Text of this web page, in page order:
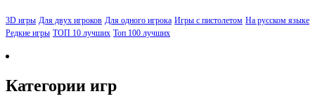
3D игры Для двух игроков Для одного игрока Игры с пистолетом На русском языке
Редкие игры ТОП 10 лучших Топ 100 лучших
Категории игр